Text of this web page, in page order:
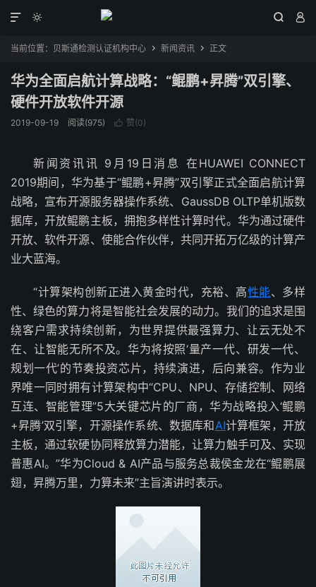
  

当前位置： 贝斯通检测认证机构中心  新闻资讯  正文
华为全面启航计算战略：“鲲鹏+昇腾”双引擎、
硬件开放软件开源
2019-09-19 阅读(975)  赞(0)
新闻资讯讯 9月19日消息 在HUAWEI CONNECT
2019期间，华为基于“鲲鹏+昇腾”双引擎正式全面启航计算
战略，宣布开源服务器操作系统、GaussDB OLTP单机版数
据库，开放鲲鹏主板，拥抱多样性计算时代。华为通过硬件
开放、软件开源、使能合作伙伴，共同开拓万亿级的计算产
业大蓝海。
“计算架构创新正进入黄金时代，充裕、高性能、多样
性、绿色的算力将是智能社会发展的动力。我们的追求是围
绕客户需求持续创新，为世界提供最强算力、让云无处不
在、让智能无所不及。华为将按照‘量产一代、研发一代、
规划一代’的节奏投资芯片，持续演进，后向兼容。作为业
界唯一同时拥有计算架构中“CPU、NPU、存储控制、网络
互连、智能管理”5大关键芯片的厂商，华为战略投入‘鲲鹏
+昇腾’双引擎，开源操作系统、数据库和AI计算框架，开放
主板，通过软硬协同释放算力潜能，让算力触手可及、实现
普惠AI。”华为Cloud & AI产品与服务总裁侯金龙在“鲲鹏展
翅，昇腾万里，力算未来”主旨演讲时表示。